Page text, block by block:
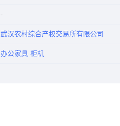
武汉农村综合产权交易所有限公司
办公家具 柜机